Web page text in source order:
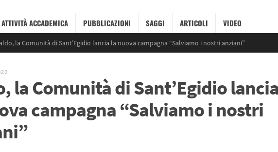
ATTIVITÀ ACCADEMICA PUBBLICAZIONI SAGGI ARTICOLI VIDEO
la Comunità di Sant’Egidio lancia la nuova campagna “Salviamo i nostri anziani”
la Comunità di Sant’Egidio lancia
campagna “Salviamo i nostri